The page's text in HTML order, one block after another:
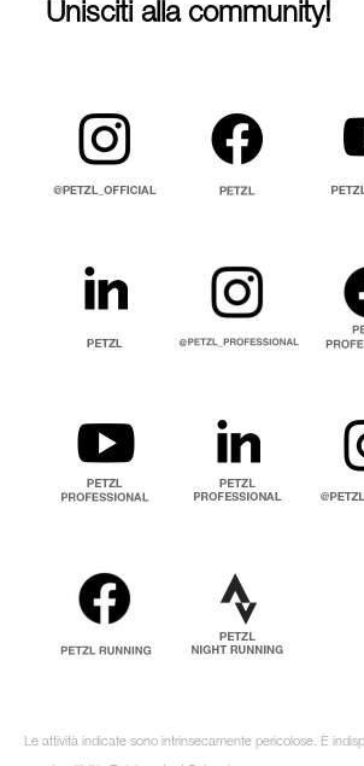
Unisciti alla community!
Le attività indicate sono intrinsecamente pericolose. È